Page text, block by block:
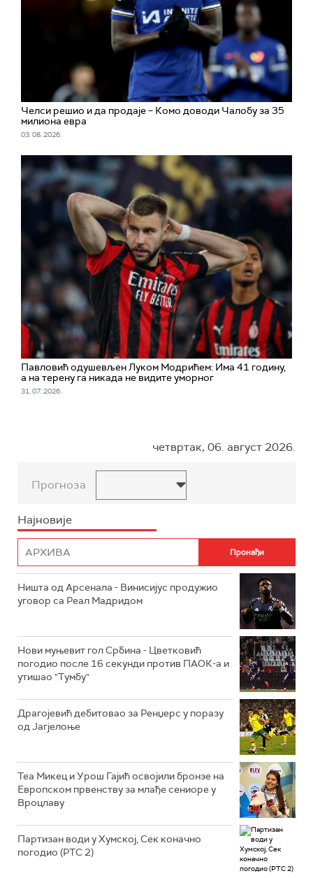
Челси решио и да продаје – Комо доводи Чалобу за 35
милиона евра
03. 08. 2026.
Павловић одушевљен Луком Модрићем: Има 41 годину,
а на терену га никада не видите уморног
31. 07. 2026.
четвртак, 06. август 2026.
Прогноза
Најновије
Ништа од Арсенала - Винисијус продужио
уговор са Реал Мадридом
Нови муњевит гол Србина - Цветковић
погодио после 16 секунди против ПАОК-а и
утишао "Тумбу"
Драгојевић дебитовао за Ренџерс у поразу
од Јагјелоње
Теа Микец и Урош Гајић освојили бронзе на
Европском првенству за млађе сениоре у
Вроцлаву
Партизан води у Хумској, Сек коначно
погодио (РТС 2)